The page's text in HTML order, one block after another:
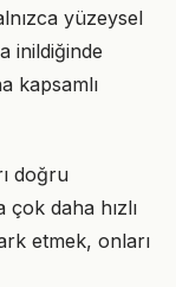
yüzeysel
inildiğinde
kapsamlı
doğru
çok daha hızlı
etmek, onları